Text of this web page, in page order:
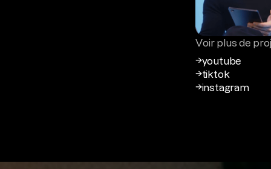
Voir plus de
youtube
tiktok
instagram